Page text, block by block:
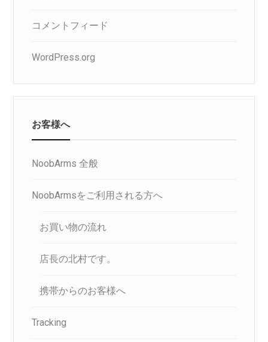
コメントフィード
WordPress.org
お客様へ
NoobArms 全般
NoobArmsをご利用される方へ
お買い物の流れ
店長の北村です。
携帯からのお客様へ
Tracking